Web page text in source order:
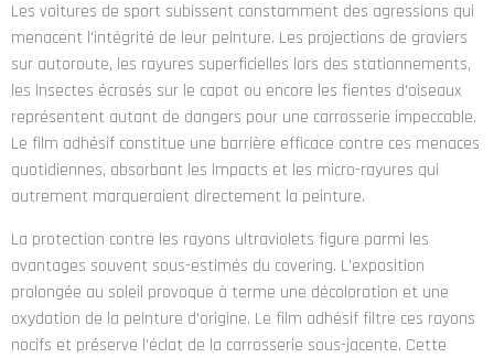
Les voitures de sport subissent constamment des agressions qui
menacent l'intégrité de leur peinture. Les projections de graviers
sur autoroute, les rayures superficielles lors des stationnements,
les insectes écrasés sur le capot ou encore les fientes d'oiseaux
représentent autant de dangers pour une carrosserie impeccable.
Le film adhésif constitue une barrière efficace contre ces menaces
quotidiennes, absorbant les impacts et les micro-rayures qui
autrement marqueraient directement la peinture.
La protection contre les rayons ultraviolets figure parmi les
avantages souvent sous-estimés du covering. L'exposition
prolongée au soleil provoque à terme une décoloration et une
oxydation de la peinture d'origine. Le film adhésif filtre ces rayons
nocifs et préserve l'éclat de la carrosserie sous-jacente. Cette